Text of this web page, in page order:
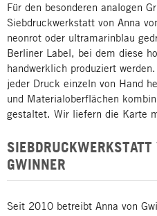
Für den besonderen analogen
Siebdruckwerkstatt von Anna
neonrot oder ultramarinblau
Berliner Label, bei dem diese
handwerklich produziert
jeder Druck einzeln von Hand
und Materialoberflächen
gestaltet. Wir liefern die Karte
GWINNER
Seit 2010 betreibt Anna von